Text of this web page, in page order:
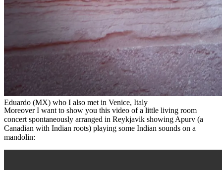
Jelena (RS), Rozka (EG), Tiphaine and Nicolas
(FR) that I all met in Venice, Italy
Eduardo (MX) who I also met in Venice, Italy
Moreover I want to show you this video of a little living room
concert spontaneously arranged in Reykjavik showing Apurv (a
Canadian with Indian roots) playing some Indian sounds on a
mandolin: